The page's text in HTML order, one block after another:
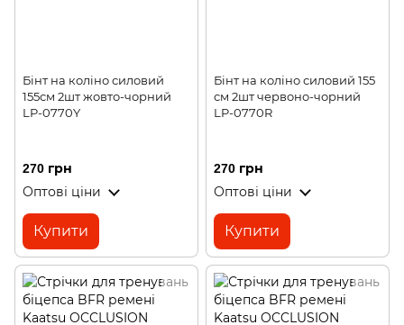
Бінт на коліно силовий
155см 2шт жовто-чорний
LP-0770Y
270 грн
Оптові ціни
Купити
Бінт на коліно силовий 155
см 2шт червоно-чорний
LP-0770R
270 грн
Оптові ціни
Купити